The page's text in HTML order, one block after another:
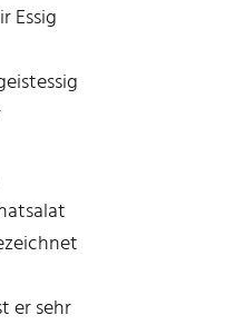
Essig
er sehr